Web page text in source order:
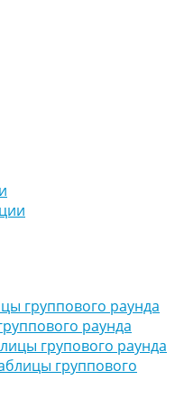
группового раунда
раунда
групового раунда
группового